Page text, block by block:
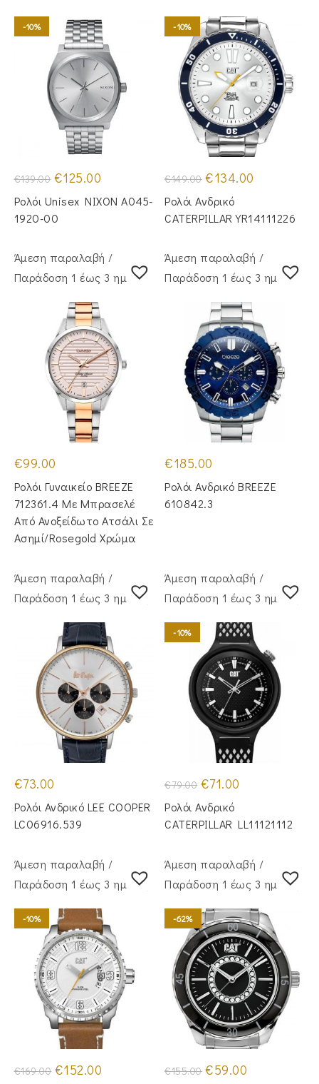
-10%
€139.00 Original
price
was:
€139.00.
€125.00
τιμή
είναι:
Ρολόι Unisex NIXON A045-
1920-00
-10%
€149.00 Original
price
was:
€149.00.
€134.00
€134.00.
Ρολόι Ανδρικό
CATERPILLAR YR14111226
Άμεση παραλαβή /
Παράδoση 1 έως 3 ημέρες
€99.00
Ρολόι Γυναικείο BREEZE
712361.4 Με Μπρασελέ
Από Ανοξείδωτο Ατσάλι Σε
Ασημί/Rosegold Χρώμα
Άμεση παραλαβή /
Παράδoση 1 έως 3 ημέρες
€185.00
Ρολόι Ανδρικό BREEZE
610842.3
Άμεση παραλαβή /
Παράδoση 1 έως 3 ημέρες
€73.00
Ρολόι Ανδρικό LEE COOPER
LC06916.539
Άμεση παραλαβή /
Παράδoση 1 έως 3 ημέρες
-10%
€79.00 Original
price
was:
€79.00.
€71.00
€71.00.
Ρολόι Ανδρικό
CATERPILLAR LL11121112
Άμεση παραλαβή /
Παράδoση 1 έως 3 ημέρες
-10%
€169.00 Original
price
€152.00
Άμεση παραλαβή /
Παράδoση 1 έως 3 ημέρες
-62%
€155.00 Original
price
€59.00